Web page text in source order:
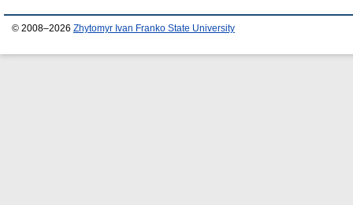
© 2008–2026 Zhytomyr Ivan Franko State University